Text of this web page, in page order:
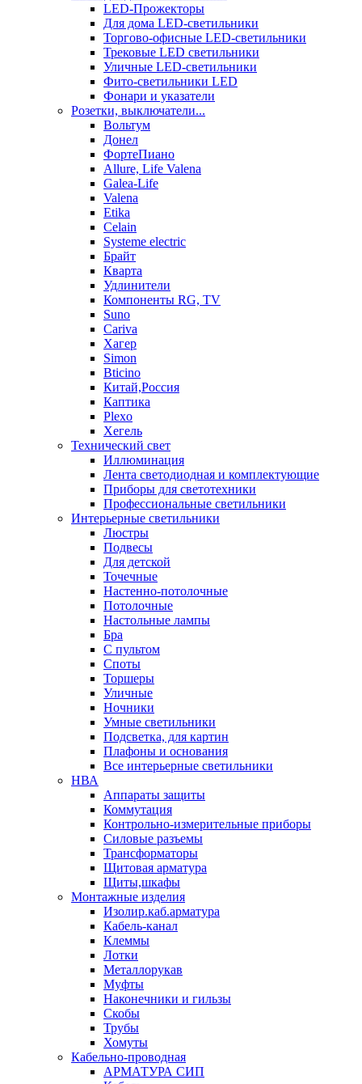
LED-Прожекторы
Для дома LED-светильники
Торгово-офисные LED-светильники
Трековые LED светильники
Уличные LED-светильники
Фито-светильники LED
Фонари и указатели
Розетки, выключатели...
Вольтум
Донел
ФортеПиано
Allure, Life Valena
Galea-Life
Valena
Etika
Celain
Systeme electric
Брайт
Кварта
Удлинители
Компоненты RG, TV
Suno
Cariva
Хагер
Simon
Bticino
Китай,Россия
Каптика
Plexo
Хегель
Технический свет
Иллюминация
Лента светодиодная и комплектующие
Приборы для светотехники
Профессиональные светильники
Интерьерные светильники
Люстры
Подвесы
Для детской
Точечные
Настенно-потолочные
Потолочные
Настольные лампы
Бра
С пультом
Споты
Торшеры
Уличные
Ночники
Умные светильники
Подсветка, для картин
Плафоны и основания
Все интерьерные светильники
НВА
Аппараты защиты
Коммутация
Контрольно-измерительные приборы
Силовые разъемы
Трансформаторы
Щитовая арматура
Щиты,шкафы
Монтажные изделия
Изолир.каб.арматура
Кабель-канал
Клеммы
Лотки
Металлорукав
Муфты
Наконечники и гильзы
Скобы
Трубы
Хомуты
Кабельно-проводная
АРМАТУРА СИП